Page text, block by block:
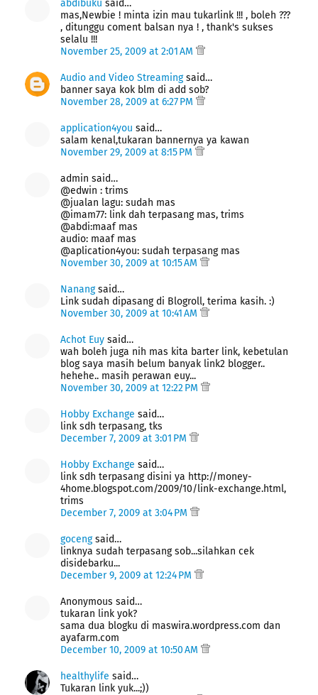
abdibuku said…
mas,Newbie ! minta izin mau tukarlink !!! , boleh ???
, ditunggu coment balsan nya ! , thank's sukses
selalu !!!
November 25, 2009 at 2:01 AM
Audio and Video Streamingsaid…
banner saya kok blm di add sob?
November 28, 2009 at 6:27 PM
application4you said…
salam kenal,tukaran bannernya ya kawan
November 29, 2009 at 8:15 PM
admin said…
@edwin : trims
@jualan lagu: sudah mas
@imam77: link dah terpasang mas, trims
@abdi:maaf mas
audio: maaf mas
@aplication4you: sudah terpasang mas
November 30, 2009 at 10:15 AM
Nanangsaid…
Link sudah dipasang di Blogroll, terima kasih. :)
November 30, 2009 at 10:41 AM
Achot Euy said…
wah boleh juga nih mas kita barter link, kebetulan
blog saya masih belum banyak link2 blogger..
hehehe.. masih perawan euy...
November 30, 2009 at 12:22 PM
Hobby Exchange said…
link sdh terpasang, tks
December 7, 2009 at 3:01 PM
Hobby Exchange said…
link sdh terpasang disini ya http://money-
4home.blogspot.com/2009/10/link-exchange.html,
trims
December 7, 2009 at 3:04 PM
gocengsaid…
linknya sudah terpasang sob...silahkan cek
disidebarku...
December 9, 2009 at 12:24 PM
Anonymous said…
tukaran link yok?
sama dua blogku di maswira.wordpress.com dan
ayafarm.com
December 10, 2009 at 10:50 AM
healthylife said…
Tukaran link yuk...;))